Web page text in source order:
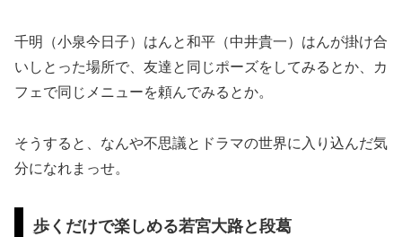
千明（小泉今日子）はんと和平（中井貴一）はんが掛け合
いしとった場所で、友達と同じポーズをしてみるとか、カ
フェで同じメニューを頼んでみるとか。
そうすると、なんや不思議とドラマの世界に入り込んだ気
分になれまっせ。
歩くだけで楽しめる若宮大路と段葛